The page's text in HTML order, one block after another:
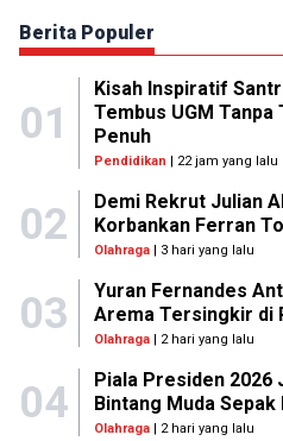
Berita Populer
01
Kisah Inspiratif
Tembus UGM Tanpa
Penuh
Pendidikan | 22 jam yang lalu
02
Demi Rekrut Julian
Korbankan Ferran
Olahraga| 3 hari yang lalu
03
Yuran Fernandes
Arema Tersingkir di
Olahraga| 2 hari yang lalu
04
Piala Presiden 2026
Bintang Muda
Olahraga| 2 hari yang lalu